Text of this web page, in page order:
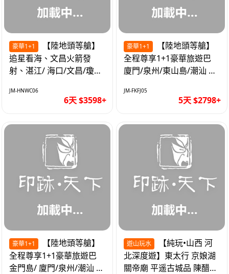
豪華1+1
追星看海、文昌火箭發
射、湛江/ 海口/文昌/瓊海/
優質6天
JM-HNWC06
6天 $3598+
豪華1+1
全程尊享1+1豪華旅遊巴
廈門/泉州/東山島/潮汕 精
JM-FKFJ05
5天 $2798+
豪華1+1
全程尊享1+1豪華旅遊巴
金門島/ 廈門/泉州/潮汕 無
遊山玩水
北深度遊】東太行 京娘湖
關帝廟 平遥古城品 陳醋咖